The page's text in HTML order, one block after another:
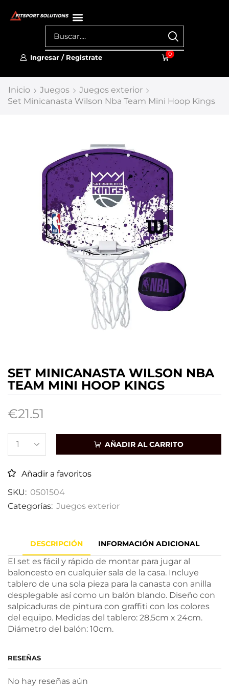
Ingresar / Registrate 0
Inicio Juegos
Juegos exterior
Set Minicanasta Wilson Nba Team Mini Hoop Kings
SET MINICANASTA WILSON NBA
TEAM MINI HOOP KINGS
€21.51
AÑADIR AL CARRITO
Añadir a favoritos
SKU: 0501504
Categorías: Juegos exterior
DESCRIPCIÓN INFORMACIÓN ADICIONAL
El set es fácil y rápido de montar para jugar al
baloncesto en cualquier sala de la casa. Incluye
tablero de una sola pieza para la canasta con anilla
desplegable así como un balón blando. Diseño con
salpicaduras de pintura con graffiti con los colores
del equipo. Medidas del tablero: 28,5cm x 24cm.
Diámetro del balón: 10cm.
RESEÑAS
No hay reseñas aún